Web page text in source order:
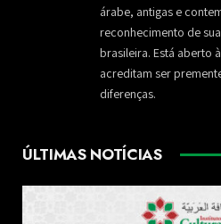
árabe, antigas e
reconhecimento de
brasileira. Está aberto
acreditam ser
diferenças.
ÚLTIMAS NOTÍCIAS